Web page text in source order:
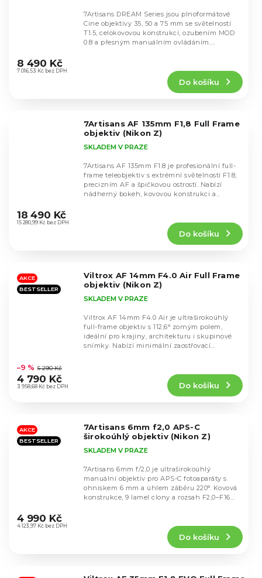
hodnocení
produktu
7 016,53 Kč bez DPH
8 490 Kč
Do košíku
7Artisans DREAM Series jsou plnoformátové
Cine objektivy 35, 50 a 75 mm se světelností
T1.5, celokovovou konstrukcí, ozubením MOD
0.8 a přesným manuálním ovládáním....
7Artisans AF 135mm F1,8 Full Frame
objektiv (Nikon Z)
hodnocení
produktu
hvězdiček.
SKLADEM V PRAZE
15 280,99 Kč bez DPH
18 490 Kč
Do košíku
7Artisans AF 135mm F1.8 je profesionální full-
frame teleobjektiv s extrémní světelností F1.8,
precizním AF a špičkovou ostrostí. Nabízí
nádherný bokeh, kovovou konstrukci a...
AKCE
BESTSELLER
Viltrox AF 14mm F4.0 Air Full Frame
objektiv (Nikon Z)
hodnocení
produktu
je
hvězdiček.
SKLADEM V PRAZE
3 958,68 Kč bez DPH
–9 % 5 290 Kč
4 790 Kč
Do košíku
Viltrox AF 14mm F4.0 Air je ultraširokoúhlý
full-frame objektiv s 112,6° zorným polem,
ideální pro krajiny, architekturu i skupinové
snímky. Nabízí minimální zaostřovací...
AKCE
BESTSELLER
7Artisans 6mm f2,0 APS-C
širokoúhlý objektiv (Nikon Z)
hodnocení
produktu
SKLADEM V PRAZE
4 123,97 Kč bez DPH
4 990 Kč
Do košíku
7Artisans 6mm f/2,0 je ultraširokoúhlý
manuální objektiv pro APS-C fotoaparáty s
ohniskem 6 mm a úhlem záběru 220°. Kovová
konstrukce, 9 lamel clony a rozsah F2,0–F16
zajišťují...